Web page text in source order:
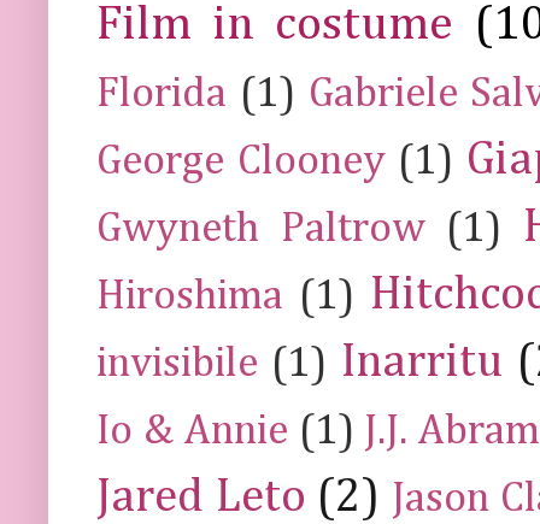
Film in costume
Florida (1) Gabriele
George Clooney (1)
Gwyneth Paltrow (1)
Hiroshima (1)
invisibile (1) Inarritu
Io & Annie (1) J.J.
Jared Leto (2) Jason